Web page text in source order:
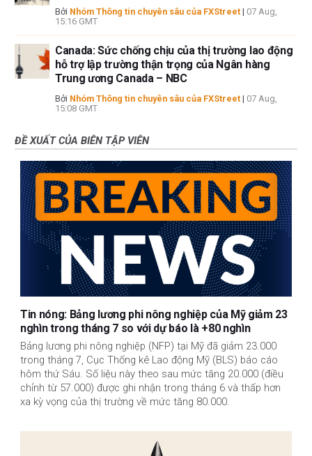
Bởi Nhóm Thông tin chuyên sâu của FXStreet | 07 Aug,
15:16 GMT
Canada: Sức chống chịu của thị trường lao động
hỗ trợ lập trường thận trọng của Ngân hàng
Trung ương Canada – NBC
Bởi Nhóm Thông tin chuyên sâu của FXStreet | 07 Aug,
15:08 GMT
ĐỀ XUẤT CỦA BIÊN TẬP VIÊN
Tin nóng: Bảng lương phi nông nghiệp của Mỹ giảm 23
nghìn trong tháng 7 so với dự báo là +80 nghìn
Bảng lương phi nông nghiệp (NFP) tại Mỹ đã giảm 23.000
trong tháng 7, Cục Thống kê Lao động Mỹ (BLS) báo cáo
hôm thứ Sáu. Số liệu này theo sau mức tăng 20.000 (điều
chỉnh từ 57.000) được ghi nhận trong tháng 6 và thấp hơn
xa kỳ vọng của thị trường về mức tăng 80.000.